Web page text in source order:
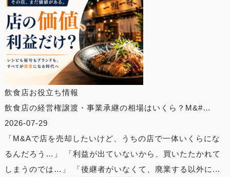
飲食店お役立ち情報
飲食店の経営権譲渡・事業承継の相場はいくら？M&#…
2026-07-29
「M&Aで店を売却したいけど、うちの店で一体いくらにな
るんだろう…」 「利益が出ていないから、買いたたかれて
しまうのでは…」 「後継者がいなくて、廃業する以外に...